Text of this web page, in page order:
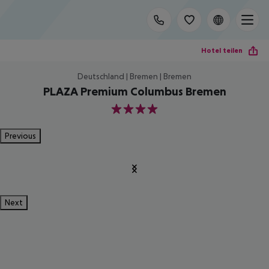
Hotel teilen
Deutschland | Bremen | Bremen
PLAZA Premium Columbus Bremen
4
Previous
Next